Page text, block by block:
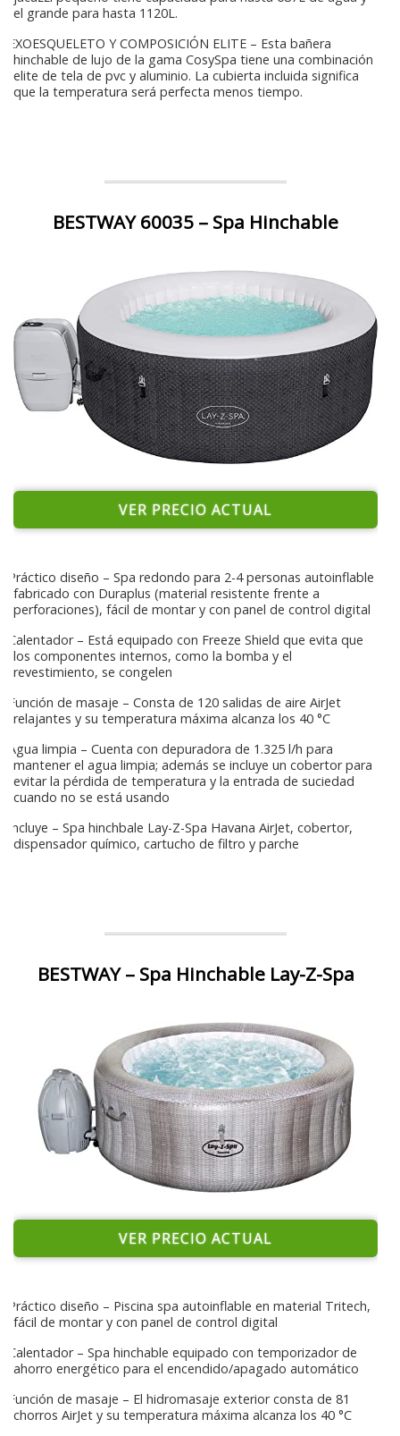
el grande para hasta 1120L.
EXOESQUELETO Y COMPOSICIÓN ELITE – Esta bañera
hinchable de lujo de la gama CosySpa tiene una combinación
elite de tela de pvc y aluminio. La cubierta incluida significa
que la temperatura será perfecta menos tiempo.
BESTWAY 60035 – Spa Hinchable
VER PRECIO ACTUAL
Práctico diseño – Spa redondo para 2-4 personas autoinflable
fabricado con Duraplus (material resistente frente a
perforaciones), fácil de montar y con panel de control digital
Calentador – Está equipado con Freeze Shield que evita que
los componentes internos, como la bomba y el
revestimiento, se congelen
Función de masaje – Consta de 120 salidas de aire AirJet
relajantes y su temperatura máxima alcanza los 40 °C
Agua limpia – Cuenta con depuradora de 1.325 l/h para
mantener el agua limpia; además se incluye un cobertor para
evitar la pérdida de temperatura y la entrada de suciedad
cuando no se está usando
Incluye – Spa hinchbale Lay-Z-Spa Havana AirJet, cobertor,
dispensador químico, cartucho de filtro y parche
BESTWAY – Spa Hinchable Lay-Z-Spa
VER PRECIO ACTUAL
Práctico diseño – Piscina spa autoinflable en material Tritech,
fácil de montar y con panel de control digital
Calentador – Spa hinchable equipado con temporizador de
ahorro energético para el encendido/apagado automático
Función de masaje – El hidromasaje exterior consta de 81
chorros AirJet y su temperatura máxima alcanza los 40 °C